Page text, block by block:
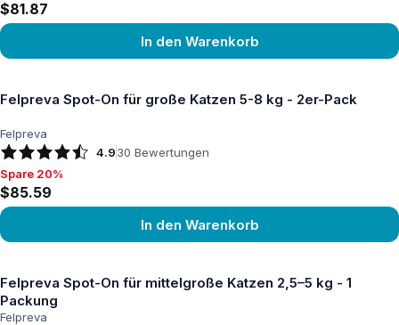
$81.87
In den Warenkorb
Felpreva Spot-On für große Katzen 5-8 kg - 2er-Pack
Felpreva
4.930 Bewertungen
Spare 20%, $85.59
Spare 20%
$85.59
In den Warenkorb
Felpreva Spot-On für mittelgroße Katzen 2,5–5 kg - 1
Packung
Felpreva